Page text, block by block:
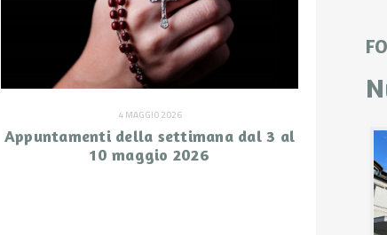
4 MAGGIO 2026
Appuntamenti della settimana dal 3 al
10 maggio 2026